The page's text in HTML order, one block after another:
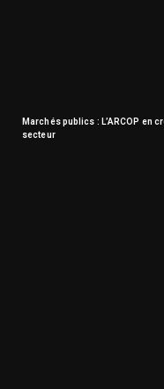
Marchés publics : L’ARCOP en
secteur